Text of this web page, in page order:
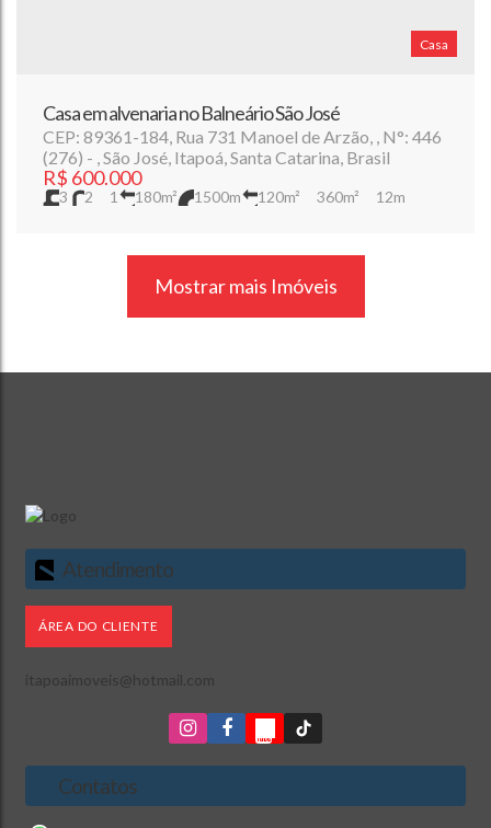
Casa
Casa em alvenaria no Balneário São José
R$ 600.000
CEP: 89361-184, Rua 731 Manoel de Arzão , N°: 446
(276)
,São José, Itapoá,Santa Catarina, Brasil
3 2 1 180m² 1500m 120m² 360m²
12m
Mostrar mais Imóveis
Atendimento
ÁREA DO CLIENTE
itapoaimoveis@hotmail.com
Contatos